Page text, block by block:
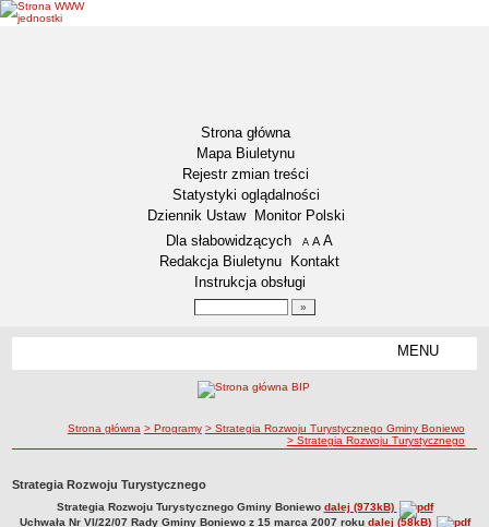
Strona główna
Mapa Biuletynu
Rejestr zmian treści
Statystyki oglądalności
Dziennik Ustaw
Monitor Polski
Menu dodatkowe
Dla słabowidzących A pomniejsz czcionkę
A standardowy rozmiar czcionki
A
Redakcja Biuletynu
Kontakt
Instrukcja obsługi
MENU
Lokalizacja
Zadania publiczne
Związki i stowarzyszenia
Zabytki Gminy
ścieżka nawigacji
Strona główna > Programy > Strategia Rozwoju Turystycznego Gminy Boniewo
> Strategia Rozwoju Turystycznego
Strategia Rozwoju Turystycznego
Strategia Rozwoju Turystycznego Gminy Boniewo dalej (973kB)
Uchwała Nr VI/22/07 Rady Gminy Boniewo z 15 marca 2007 rokudalej (58kB)